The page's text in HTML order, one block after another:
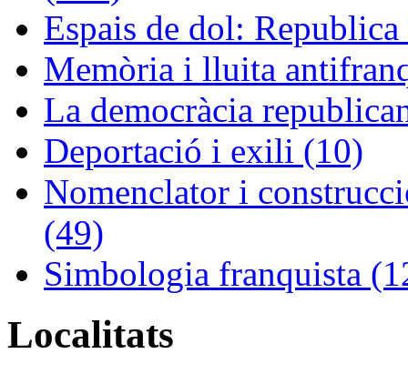
Espais de dol:
Memòria i lluita
La democràcia
Deportació i exili (10)
Nomenclator i
(49)
Simbologia franquista
Localitats